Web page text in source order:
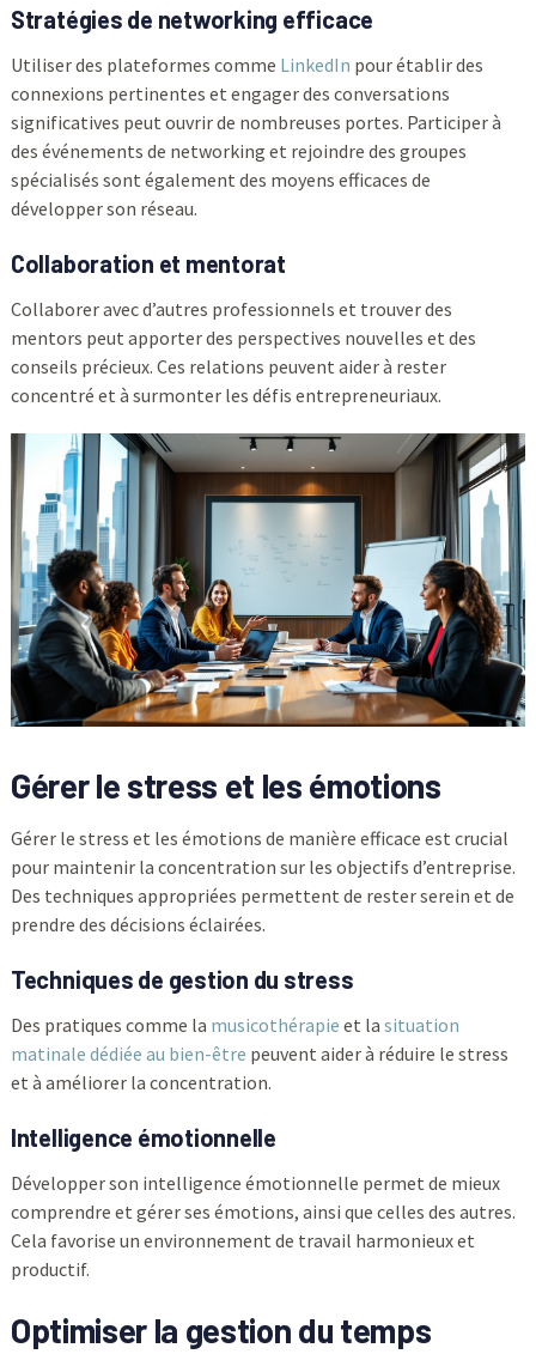
Stratégies de networking efficace
Utiliser des plateformes comme LinkedIn pour établir des
connexions pertinentes et engager des conversations
significatives peut ouvrir de nombreuses portes. Participer à
des événements de networking et rejoindre des groupes
spécialisés sont également des moyens efficaces de
développer son réseau.
Collaboration et mentorat
Collaborer avec d’autres professionnels et trouver des
mentors peut apporter des perspectives nouvelles et des
conseils précieux. Ces relations peuvent aider à rester
concentré et à surmonter les défis entrepreneuriaux.
Gérer le stress et les émotions
Gérer le stress et les émotions de manière efficace est crucial
pour maintenir la concentration sur les objectifs d’entreprise.
Des techniques appropriées permettent de rester serein et de
prendre des décisions éclairées.
Techniques de gestion du stress
Des pratiques comme la musicothérapie et la situation
matinale dédiée au bien-être peuvent aider à réduire le stress
et à améliorer la concentration.
Intelligence émotionnelle
Développer son intelligence émotionnelle permet de mieux
comprendre et gérer ses émotions, ainsi que celles des autres.
Cela favorise un environnement de travail harmonieux et
productif.
Optimiser la gestion du temps